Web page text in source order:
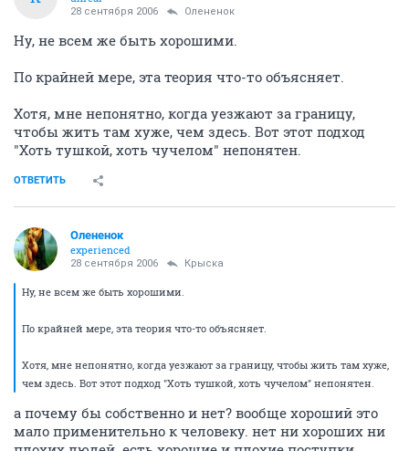
28 сентября 2006 Олененок
Ну, не всем же быть хорошими.
По крайней мере, эта теория что-то объясняет.
Хотя, мне непонятно, когда уезжают за границу,
чтобы жить там хуже, чем здесь. Вот этот подход
"Хоть тушкой, хоть чучелом" непонятен.
ОТВЕТИТЬ
Олененок
experienced
28 сентября 2006 Крыска
Ну, не всем же быть хорошими.
По крайней мере, эта теория что-то объясняет.
Хотя, мне непонятно, когда уезжают за границу, чтобы жить там хуже,
чем здесь. Вот этот подход "Хоть тушкой, хоть чучелом" непонятен.
а почему бы собственно и нет? вообще хороший это
мало применительно к человеку. нет ни хороших ни